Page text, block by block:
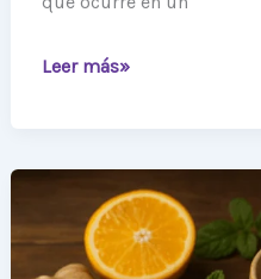
Leer más»
Aliviar
molestias
digestivas